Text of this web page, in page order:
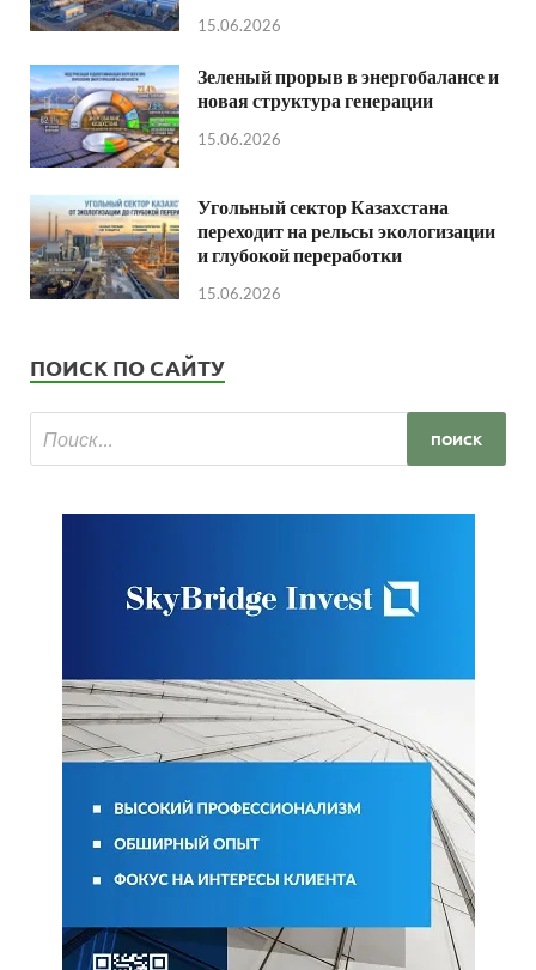
15.06.2026
Зеленый прорыв в энергобалансе и
новая структура генерации
15.06.2026
Угольный сектор Казахстана
переходит на рельсы экологизации
и глубокой переработки
15.06.2026
ПОИСК ПО САЙТУ